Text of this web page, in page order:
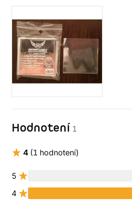
Hodnotení 1
4 (1 hodnotení)
5
4